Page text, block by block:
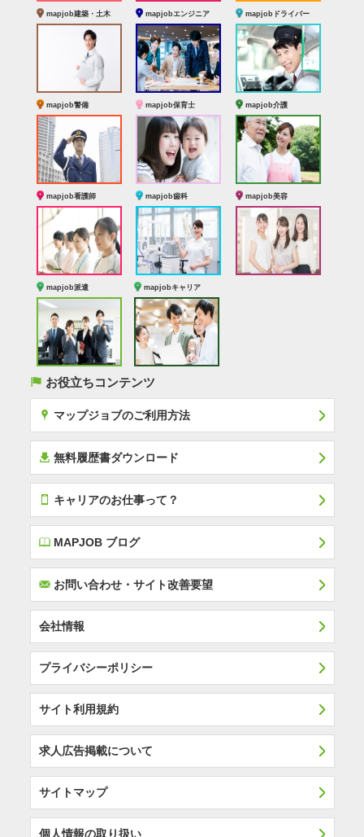
mapjob建築・土木 mapjobエンジニア mapjobドライバー
mapjob警備 mapjob保育士 mapjob介護
mapjob看護師 mapjob歯科 mapjob美容
mapjob派遣 mapjobキャリア
( お役立ちコンテンツ
x マップジョブのご利用方法
í 無料履歴書ダウンロード
T キャリアのお仕事って？
EMAPJOB ブログ
Fお問い合わせ・サイト改善要望
会社情報
プライバシーポリシー
サイト利用規約
求人広告掲載について
サイトマップ
個人情報の取り扱い